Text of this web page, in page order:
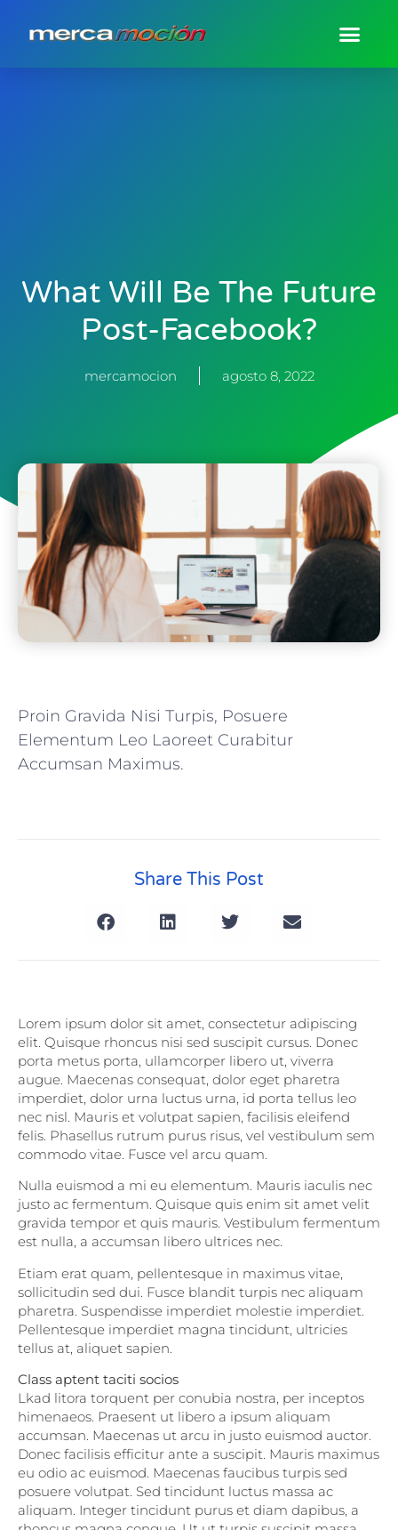
What Will Be The Future
Post-Facebook?
mercamocion agosto 8, 2022
Proin Gravida Nisi Turpis, Posuere
Elementum Leo Laoreet Curabitur
Accumsan Maximus.
Share This Post
Lorem ipsum dolor sit amet, consectetur adipiscing
elit. Quisque rhoncus nisi sed suscipit cursus. Donec
porta metus porta, ullamcorper libero ut, viverra
augue. Maecenas consequat, dolor eget pharetra
imperdiet, dolor urna luctus urna, id porta tellus leo
nec nisl. Mauris et volutpat sapien, facilisis eleifend
felis. Phasellus rutrum purus risus, vel vestibulum sem
commodo vitae. Fusce vel arcu quam.
Nulla euismod a mi eu elementum. Mauris iaculis nec
justo ac fermentum. Quisque quis enim sit amet velit
gravida tempor et quis mauris. Vestibulum fermentum
est nulla, a accumsan libero ultrices nec.
Etiam erat quam, pellentesque in maximus vitae,
sollicitudin sed dui. Fusce blandit turpis nec aliquam
pharetra. Suspendisse imperdiet molestie imperdiet.
Pellentesque imperdiet magna tincidunt, ultricies
tellus at, aliquet sapien.
Class aptent taciti socios
Lkad litora torquent per conubia nostra, per inceptos
himenaeos. Praesent ut libero a ipsum aliquam
accumsan. Maecenas ut arcu in justo euismod auctor.
Donec facilisis efficitur ante a suscipit. Mauris maximus
eu odio ac euismod. Maecenas faucibus turpis sed
posuere volutpat. Sed tincidunt luctus massa ac
aliquam. Integer tincidunt purus et diam dapibus, a